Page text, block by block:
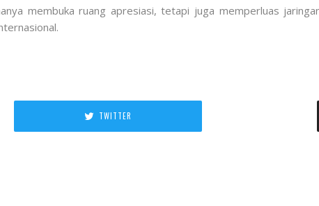
membuka ruang apresiasi, tetapi juga memperluas
TWITTER